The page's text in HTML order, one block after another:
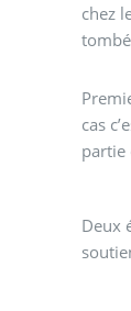
chez
cas
partie
Deux